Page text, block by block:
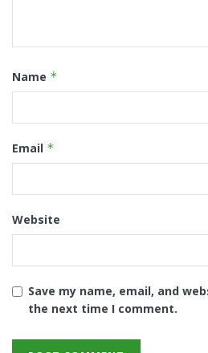
Name *
Email *
Website
Save my name, email, and
the next time I comment.